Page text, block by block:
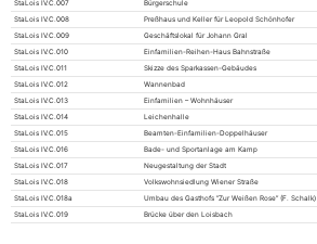
StaLois IV.C.007
Bürgerschule
StaLois IV.C.008
Preßhaus und Keller für Leopold Schönhofer
StaLois IV.C.009
Geschäftslokal für Johann Gral
StaLois IV.C.010
Einfamilien-Reihen-Haus Bahnstraße
StaLois IV.C.011
Skizze des Sparkassen-Gebäudes
StaLois IV.C.012
Wannenbad
StaLois IV.C.013
Einfamilien – Wohnhäuser
StaLois IV.C.014
Leichenhalle
StaLois IV.C.015
Beamten-Einfamilien-Doppelhäuser
StaLois IV.C.016
Bade- und Sportanlage am Kamp
StaLois IV.C.017
Neugestaltung der Stadt
StaLois IV.C.018
Volkswohnsiedlung Wiener Straße
StaLois IV.C.018a
Umbau des Gasthofs “Zur Weißen Rose” (F. Schalk)
StaLois IV.C.019
Brücke über den Loisbach